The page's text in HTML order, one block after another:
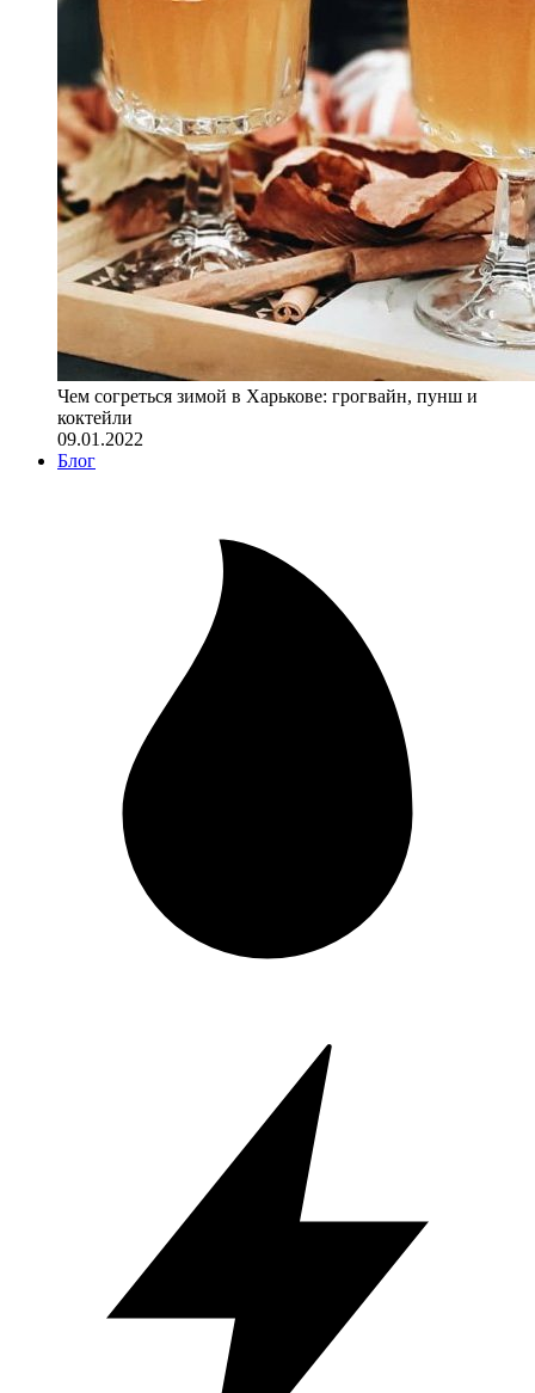
Чем согреться зимой в Харькове: грогвайн, пунш и
коктейли
09.01.2022
Блог